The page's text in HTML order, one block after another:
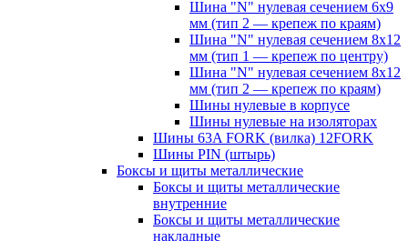
Шина "N" нулевая сечением 6х9
мм (тип 2 — крепеж по краям)
Шина "N" нулевая сечением 8х12
мм (тип 1 — крепеж по центру)
Шина "N" нулевая сечением 8х12
мм (тип 2 — крепеж по краям)
Шины нулевые в корпусе
Шины нулевые на изоляторах
Шины 63A FORK (вилка) 12FORK
Шины PIN (штырь)
Боксы и щиты металлические
Боксы и щиты металлические
внутренние
Боксы и щиты металлические
накладные